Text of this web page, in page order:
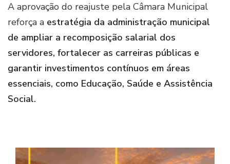
A aprovação do reajuste pela Câmara Municipal
reforça a estratégia da administração municipal
de ampliar a recomposição salarial dos
servidores, fortalecer as carreiras públicas e
garantir investimentos contínuos em áreas
essenciais, como Educação, Saúde e Assistência
Social.